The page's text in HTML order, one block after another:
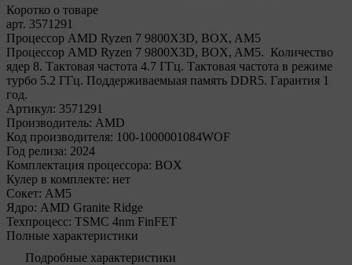
Коротко о товаре
арт. 3571291
Процессор AMD Ryzen 7 9800X3D, BOX, AM5
Процессор AMD Ryzen 7 9800X3D, BOX, AM5. Количество
ядер 8. Тактовая частота 4.7 ГГц. Тактовая частота в режиме
турбо 5.2 ГГц. Поддерживаемыая память DDR5. Гарантия 1
год.
Артикул: 3571291
Производитель: AMD
Код производителя: 100-1000001084WOF
Год релиза: 2024
Комплектация процессора: BOX
Кулер в комплекте: нет
Сокет: AM5
Ядро: AMD Granite Ridge
Техпроцесс: TSMC 4nm FinFET
Полные характеристики
Подробные характеристики